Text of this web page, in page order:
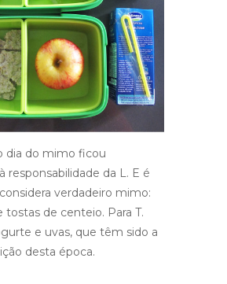
dia do mimo ficou
responsabilidade da L. E é
verdadeiro mimo:
tostas de centeio. Para T.
e uvas, que têm sido a
desta época.